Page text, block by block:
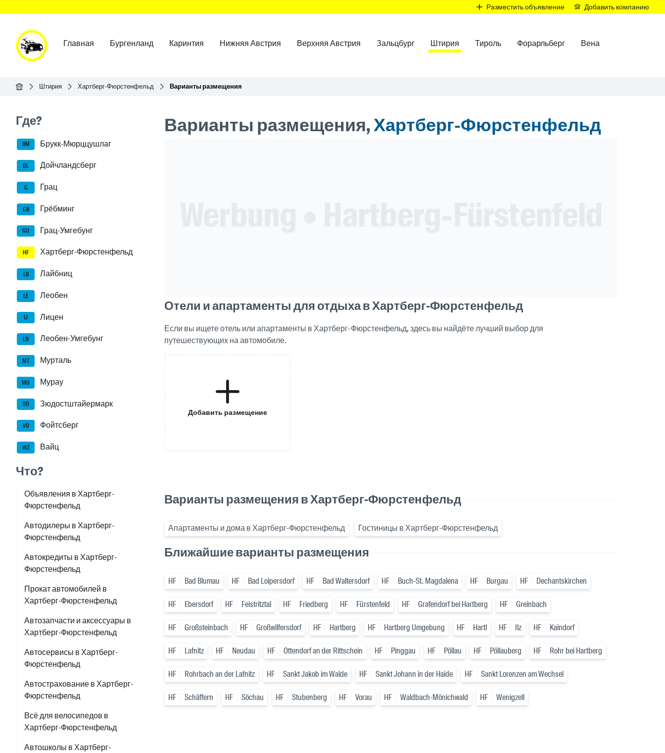
Разместить объявление Добавить компанию
Главная Бургенланд Каринтия Нижняя Австрия Верхняя Австрия Зальцбург Штирия Тироль Форарльберг Вена
ГлавнаяШтирия Хартберг-Фюрстенфельд Варианты размещения
Seitenleisten-Navigation
Где?
BM Брукк-Мюрццушлаг
DL Дойчландсберг
G Грац
GB Грёбминг
GU Грац-Умгебунг
HF Хартберг-Фюрстенфельд
LB Лайбниц
LE Леобен
LI Лицен
LN Леобен-Умгебунг
MT Мурталь
MU Мурау
SO Зюдостштайермарк
VO Фойтсберг
WZ Вайц
Что?
Объявления в Хартберг-
Фюрстенфельд
Автодилеры в Хартберг-
Фюрстенфельд
Автокредиты в Хартберг-
Фюрстенфельд
Прокат автомобилей в
Хартберг-Фюрстенфельд
Автозапчасти и аксессуары в
Хартберг-Фюрстенфельд
Автосервисы в Хартберг-
Фюрстенфельд
Автострахование в Хартберг-
Фюрстенфельд
Всё для велосипедов в
Хартберг-Фюрстенфельд
Автошколы в Хартберг-
Варианты размещения,Хартберг-Фюрстенфельд
Отели и апартаменты для отдыха в Хартберг-Фюрстенфельд
Если вы ищете отель или апартаменты в Хартберг-Фюрстенфельд, здесь вы найдёте лучший выбор для
путешествующих на автомобиле.
Добавить размещение
Варианты размещения в Хартберг-Фюрстенфельд
Апартаменты и дома в Хартберг-Фюрстенфельд Гостиницы в Хартберг-Фюрстенфельд
Ближайшие варианты размещения
HF Bad Blumau HF Bad Loipersdorf HF Bad Waltersdorf HF Buch-St. Magdalena HF Burgau HF Dechantskirchen
HF Ebersdorf HF Feistritztal HF Friedberg HF Fürstenfeld HF Grafendorf bei Hartberg HF Greinbach
HF Großsteinbach HF Großwilfersdorf HF Hartberg HF Hartberg Umgebung HF Hartl HF Ilz HF Kaindorf
HF Lafnitz HF Neudau HF Ottendorf an der Rittschein HF Pinggau HF Pöllau HF Pöllauberg HF Rohr bei Hartberg
HF Rohrbach an der Lafnitz HF Sankt Jakob im Walde HF Sankt Johann in der Haide HF Sankt Lorenzen am Wechsel
HF Schäffern HF Söchau HF Stubenberg HF Vorau HF Waldbach-Mönichwald HF Wenigzell